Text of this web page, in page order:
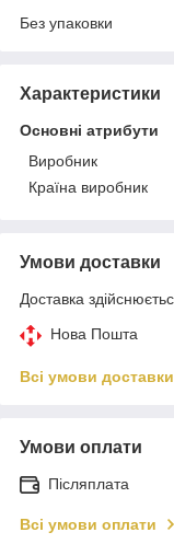
Без упаковки
Характеристики
Основні атрибути
Виробник
Країна виробник
Умови доставки
Доставка
Нова Пошта
Всі умови доставки
Умови оплати
Післяплата
Всі умови оплати